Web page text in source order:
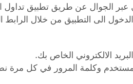
الجوال عن طريق تطبيق تداول
الى التطبيق من خلال الرابط
الالكتروني الخاص بك.
وكلمة المرور في كل مرة